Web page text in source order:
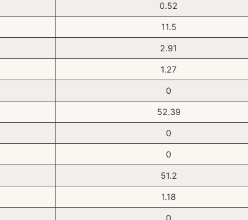
0.52
11.5
2.91
1.27
0
52.39
0
0
51.2
1.18